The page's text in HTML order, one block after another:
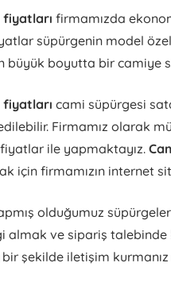
fiyatlarıfirmamızda
süpürgenin model
büyük boyutta bir camiye
fiyatlarıcami süpürgesi
Firmamız olarak
fiyatlar ile yapmaktayız.
için firmamızın internet
olduğumuz
almak ve sipariş
şekilde iletişim